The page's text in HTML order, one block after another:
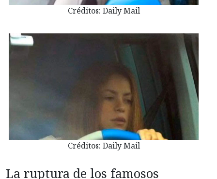
Créditos: Daily Mail
Créditos: Daily Mail
La ruptura de los famosos